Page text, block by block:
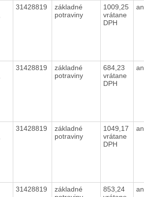
31428819
základné
potraviny
1009,25
vrátane
DPH
31428819
základné
potraviny
684,23
vrátane
DPH
31428819
základné
potraviny
1049,17
vrátane
DPH
31428819
základné
853,24